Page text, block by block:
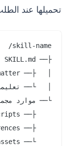
تحميلها عند
    └── assets/     - قوالب، أيقونات، خطوط